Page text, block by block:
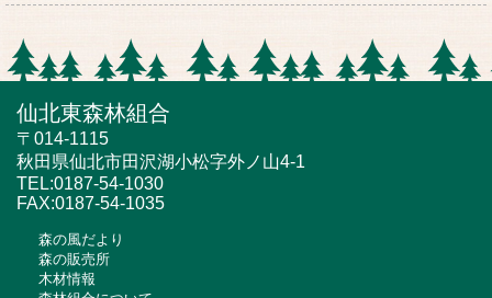
仙北東森林組合
〒014-1115
秋田県仙北市田沢湖小松字外ノ山4-1
TEL:0187-54-1030
FAX:0187-54-1035
森の風だより
森の販売所
木材情報